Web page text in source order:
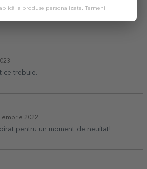
Decembrie 2023
fie
ce trebuie.
2022
pentru un moment de neuitat!
aplică la produse personalizate. Termeni